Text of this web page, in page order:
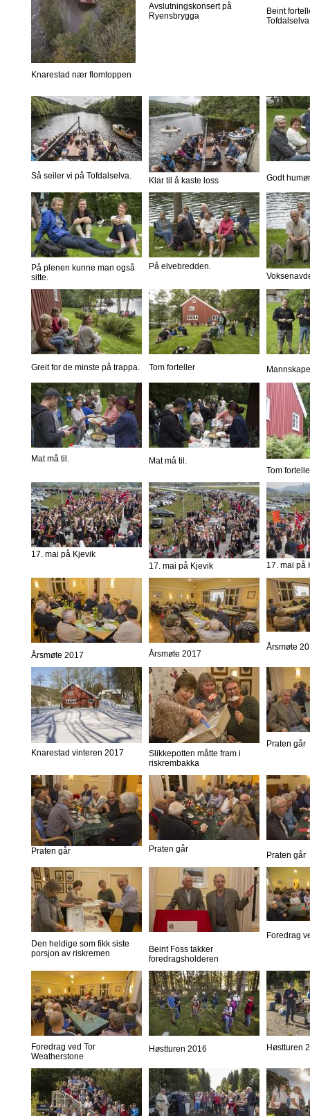
Knarestad nær flomtoppen
Avslutningskonsert på
Ryensbrygga
Beint
Så seiler vi på Tofdalselva. Klar til å kaste loss Godt
På plenen kunne man også
sitte.
På elvebredden.
Greit for de minste på trappa. Tom forteller
Mat må til.
Mat må til.
Tom
17. mai på Kjevik
17. mai på Kjevik
17. mai på
Årsmøte 2017 Årsmøte 2017
Årsmøte
Knarestad vinteren 2017
Slikkepotten måtte fram i
riskrembakka
Praten går
Praten går Praten går
Praten går
Den heldige som fikk siste
porsjon av riskremen
Beint Foss takker
foredragsholderen
Foredrag
Foredrag ved Tor
Weatherstone
Høstturen 2016 Høstturen